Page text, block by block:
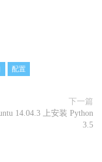
配置
下一篇
14.04.3 上安装 Python
3.5